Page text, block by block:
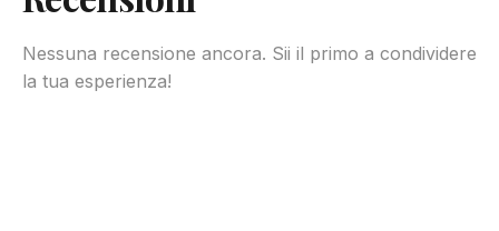
Nessuna recensione ancora. Sii il primo a condividere
la tua esperienza!